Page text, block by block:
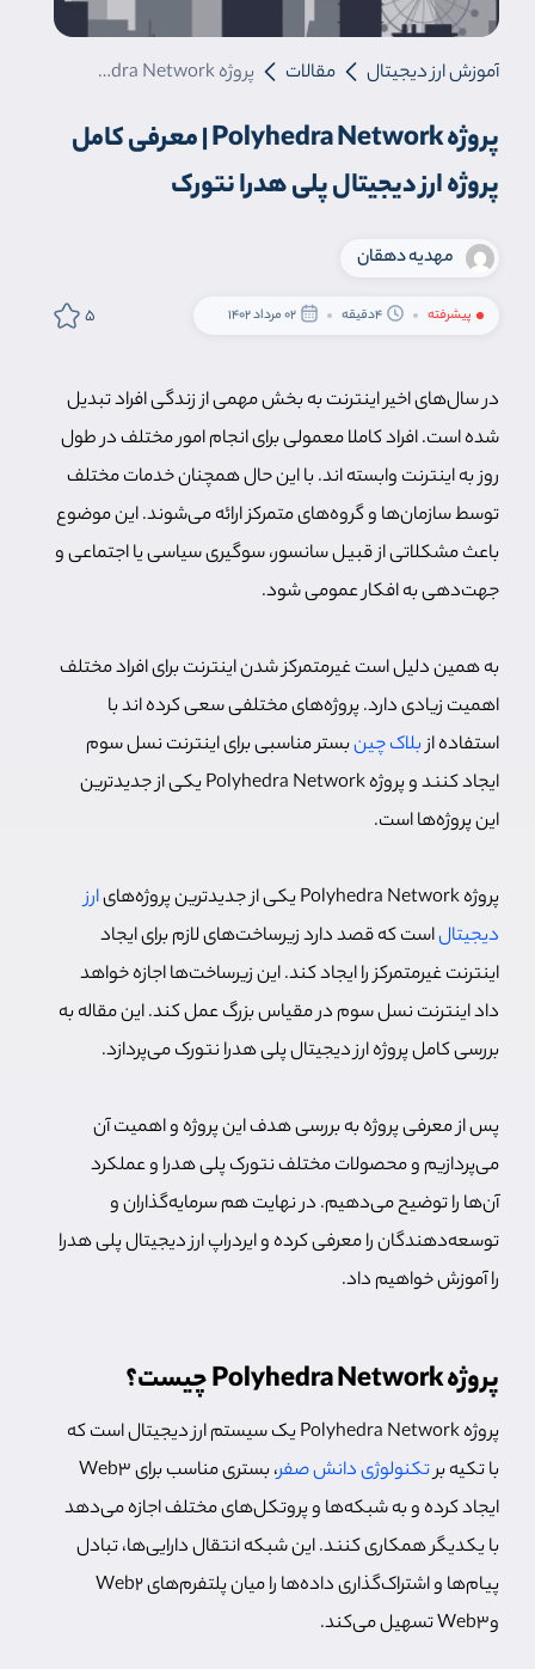
آموزش ارز دیجیتال مقالات پروژه Polyhedra Network | معرفی کامل پروژه ارز دیجیتال پلی هدرا نتورک
پروژه Polyhedra Network | معرفی کامل
پروژه ارز دیجیتال پلی هدرا نتورک
مهدیه دهقان
پیشرفته 4دقیقه 02 مرداد 1402 5
در سال‌های اخیر اینترنت به بخش مهمی از زندگی افراد تبدیل
شده است. افراد کاملا معمولی برای انجام امور مختلف در طول
روز به اینترنت وابسته اند. با این حال همچنان خدمات مختلف
توسط سازمان‌ها و گروه‌های متمرکز ارائه می‌شوند. این موضوع
باعث مشکلاتی از قبیل سانسور، سوگیری سیاسی یا اجتماعی و
جهت‌دهی به افکار عمومی شود.
به همین دلیل است غیرمتمرکز شدن اینترنت برای افراد مختلف
اهمیت زیادی دارد. پروژه‌های مختلفی سعی کرده اند با
استفاده ازبلاک چینبستر مناسبی برای اینترنت نسل سوم
ایجاد کنند و پروژه Polyhedra Network یکی از جدیدترین
این پروژه‌ها است.
پروژه Polyhedra Network یکی از جدیدترین پروژه‌های
ارز
دیجیتالاست که قصد دارد زیرساخت‌های لازم برای ایجاد
اینترنت غیرمتمرکز را ایجاد کند. این زیرساخت‌ها اجازه خواهد
داد اینترنت نسل سوم در مقیاس بزرگ عمل کند. این مقاله به
بررسی کامل پروژه ارز دیجیتال پلی هدرا نتورک می‌پردازد.
پس از معرفی پروژه به بررسی هدف این پروژه و اهمیت آن
می‌پردازیم و محصولات مختلف نتورک پلی هدرا و عملکرد
آن‌ها را توضیح می‌دهیم. در نهایت هم سرمایه‌گذاران و
توسعه‌دهندگان را معرفی کرده و ایردراپ ارز دیجیتال پلی هدرا
را آموزش خواهیم داد.
پروژه Polyhedra Network چیست؟
پروژه Polyhedra Network یک سیستم ارز دیجیتال است که
با تکیه برتکنولوژی دانش صفر
، بستری مناسب برای Web3
ایجاد کرده و به شبکه‌ها و پروتکل‌های مختلف اجازه می‌دهد
با یکدیگر همکاری کنند. این شبکه انتقال دارایی‌ها، تبادل
پیام‌ها و اشتراک‌گذاری داده‌ها را میان پلتفرم‌های Web2
وWeb3 تسهیل می‌کند.